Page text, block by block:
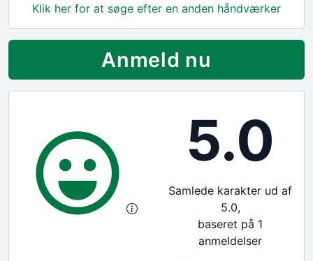
Klik her for at søge efter en anden håndværker
Anmeld nu
5.0
Samlede karakter ud af
5.0,
baseret på 1
anmeldelser